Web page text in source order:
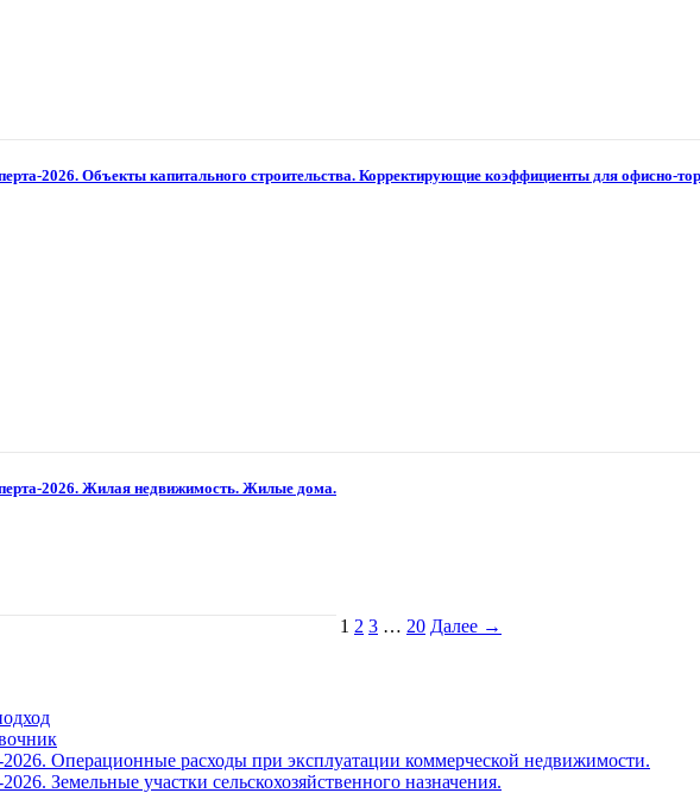
2026. Объекты капитального строительства. Корректирующие коэффициенты для офисно-
2026. Жилая недвижимость. Жилые дома.
1 2 3 … 20 Далее →
Операционные расходы при эксплуатации коммерческой недвижимости.
Земельные участки сельскохозяйственного назначения.